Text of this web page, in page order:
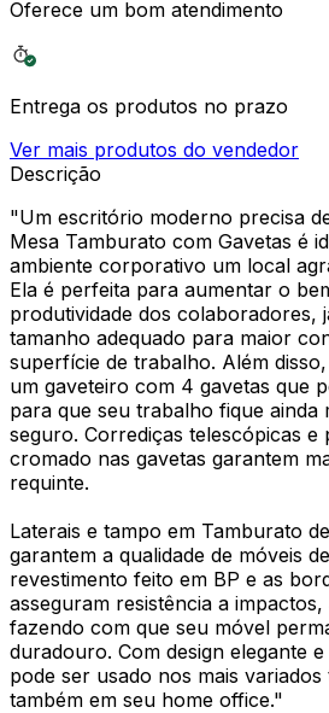
Oferece um bom atendimento
Entrega os produtos no prazo
Ver mais produtos do vendedor
Descrição
"Um escritório moderno precisa
Mesa Tamburato com Gavetas é
ambiente corporativo um local
Ela é perfeita para aumentar o
produtividade dos colaboradores,
tamanho adequado para maior
superfície de trabalho. Além
um gaveteiro com 4 gavetas que
para que seu trabalho fique ainda
seguro. Corrediças telescópicas e
cromado nas gavetas garantem
requinte.
Laterais e tampo em Tamburato
garantem a qualidade de móveis
revestimento feito em BP e as
asseguram resistência a
fazendo com que seu móvel
duradouro. Com design elegante
pode ser usado nos mais
também em seu home office."